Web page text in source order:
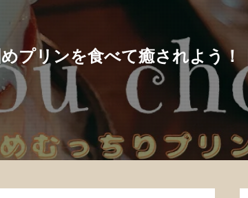
プリンを食べて癒されよう